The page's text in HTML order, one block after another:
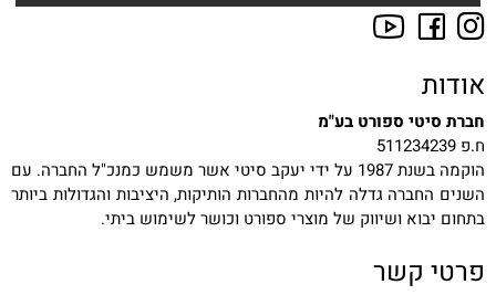
אודות
חברת סיטי ספורט בע"מ
ח.פ 511234239
הוקמה בשנת 1987 על ידי יעקב סיטי אשר משמש כמנכ"ל החברה. עם
השנים החברה גדלה להיות מהחברות הותיקות, היציבות והגדולות ביותר
בתחום יבוא ושיווק של מוצרי ספורט וכושר לשימוש ביתי.
פרטי קשר